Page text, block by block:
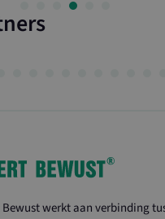
werkt aan verbinding